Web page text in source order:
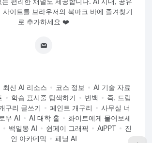
사이트를 브라우저의 북마크 바에 즐겨찾기
로 추가하세요 ❤️
최신 AI 리소스 코스 정보
AI 기술 자료
학습 표시줄 탐색하기 빈백
즉, 드림
구리 글쓰기 페인트 개구리
사무실 너
우 AI AI 대학 홀
화이트에게 물어보세
백일몽 AI 쉰페이 그래픽 AiPPT
진
인 아카데믹
페닝 AI